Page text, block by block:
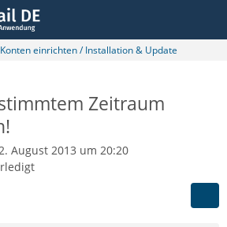
einrichten / Installation & Update
Zeitraum
August 2013 um 20:20